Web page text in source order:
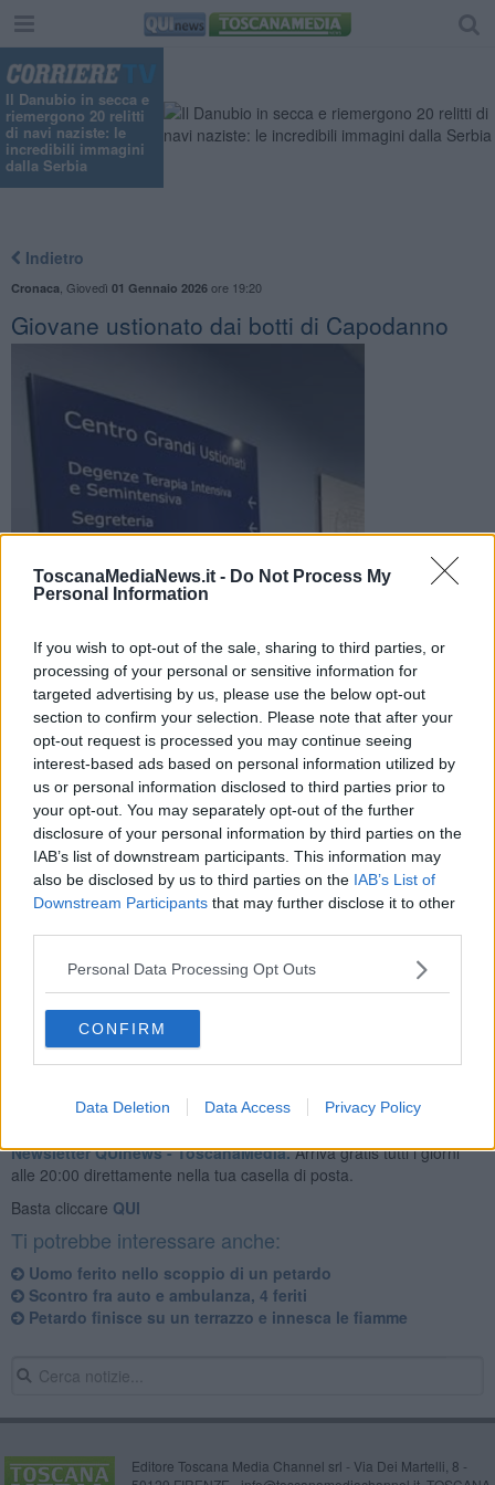
ToscanaMediaNews.it - Do Not Process My
Personal Information
If you wish to opt-out of the sale, sharing to third parties, or
processing of your personal or sensitive information for
targeted advertising by us, please use the below opt-out
section to confirm your selection. Please note that after your
opt-out request is processed you may continue seeing
interest-based ads based on personal information utilized by
us or personal information disclosed to third parties prior to
your opt-out. You may separately opt-out of the further
disclosure of your personal information by third parties on the
IAB’s list of downstream participants. This information may
also be disclosed by us to third parties on the IAB’s List of
Downstream Participants that may further disclose it to other
Personal Data Processing Opt Outs
CONFIRM
Data Deletion Data Access Privacy Policy
Il Danubio in secca e
riemergono 20 relitti
di navi naziste: le
incredibili immagini
dalla Serbia
Indietro
Cronaca Giovedì 01 Gennaio 2026ore 19:20
Giovane ustionato dai botti di Capodanno
L'uomo, che la notte scorsa si è presentato al pronto
con l'elicottero Pegaso
MONTEVARCHI —E' stato trasferito al centro grandi ustioni di Pisa
un giovane di 25 anni che la notte scorsa si è presentato al pronto
soccorso di Montevarchi con gravi ustioni alle braccia causate,
presumibilmente, dai "botti" di Capodanno.
L'Asl sud est è stata attivata intorno alle 1,30
Il trasferimento è avvenuto con l'elicottero Pegaso in codice giallo.
Newsletter QUInews - ToscanaMedia.Arriva gratis tutti i giorni
alle 20:00 direttamente nella tua casella di posta.
Basta cliccare QUI
Ti potrebbe interessare anche:
Uomo ferito nello scoppio di un petardo
Scontro fra auto e ambulanza, 4 feriti
Petardo finisce su un terrazzo e innesca le fiamme
Editore Toscana Media Channel srl - Via Dei Martelli, 8 -